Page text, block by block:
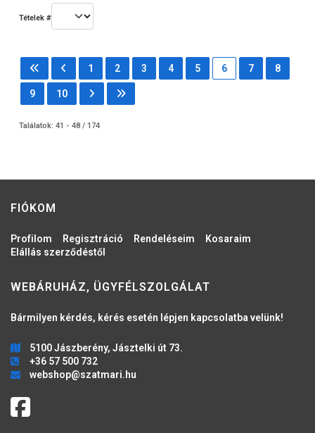
Tételek #
1 2 3 4 5 6 7 8
9 10
Találatok: 41 - 48 / 174
FIÓKOM
Profilom Regisztráció Rendeléseim
Kosaraim
Elállás szerződéstől
WEBÁRUHÁZ, ÜGYFÉLSZOLGÁLAT
Bármilyen kérdés, kérés esetén lépjen kapcsolatba velünk!
5100 Jászberény, Jásztelki út 73.
+36 57 500 732
webshop@szatmari.hu